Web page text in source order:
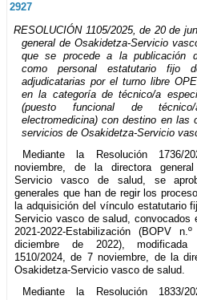
2927
RESOLUCIÓN 1105/2025, de 20 de
general de Osakidetza-Servicio
que se procede a la publicación
como personal estatutario fijo
adjudicatarias por el turno libre OPE
en la categoría de técnico/a
(puesto funcional de técnico/
electromedicina) con destino en las
servicios de Osakidetza-Servicio
Mediante la Resolución 1736/
noviembre, de la directora
Servicio vasco de salud, se
generales que han de regir los
la adquisición del vínculo estatutario
Servicio vasco de salud, convocados
2021-2022-Estabilización (BOPV
diciembre de 2022), modificada
1510/2024, de 7 noviembre, de la
Osakidetza-Servicio vasco de salud.
Mediante la Resolución 1833/